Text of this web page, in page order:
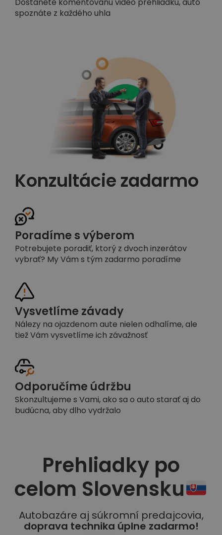
Dostanete komentovanú video prehliadku, auto
spoznáte z každého uhla
Konzultácie zadarmo
Poradíme s výberom
Potrebujete poradiť, ktorý z dvoch inzerátov
vybrať? My Vám s tým zadarmo poradíme
Vysvetlíme závady
Nálezy na ojazdenom aute nielen odhalíme, ale
tiež Vám vysvetlíme ich závažnosť
Odporučíme údržbu
Skonzultujeme s Vami, ako sa o auto starať aj do
budúcna, aby dlho vydržalo
Prehliadky po
celom Slovensku
Autobazáre aj súkromní predajcovia,
doprava technika úplne zadarmo!